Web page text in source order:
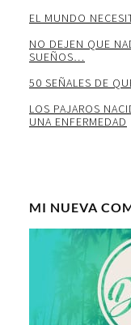
EL MUNDO
NO DEJEN QUE
SUEÑOS…
50 SEÑALES DE
LOS PAJAROS
UNA ENFERMEDAD
MI NUEVA